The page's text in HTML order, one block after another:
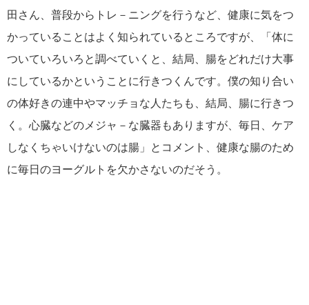
田さん、普段からトレ－ニングを行うなど、健康に気をつ
かっていることはよく知られているところですが、「体に
ついていろいろと調べていくと、結局、腸をどれだけ大事
にしているかということに行きつくんです。僕の知り合い
の体好きの連中やマッチョな人たちも、結局、腸に行きつ
く。心臓などのメジャ－な臓器もありますが、毎日、ケア
しなくちゃいけないのは腸」とコメント、健康な腸のため
に毎日のヨーグルトを欠かさないのだそう。